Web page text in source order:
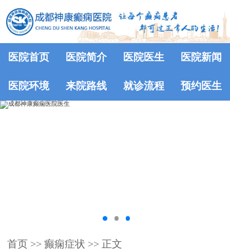
医院首页 医院简介 医院医生 医院新闻
医院环境 来院路线 就诊流程 预约医生
首页 >> 癫痫症状 >> 正文